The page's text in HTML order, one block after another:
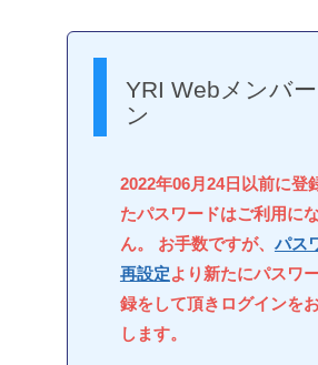
YRI Webメンバ
ン
2022年06月24日以前に登
たパスワードはご利用に
ん。 お手数ですが、 パス
再設定より新たにパスワ
録をして頂きログインを
します。